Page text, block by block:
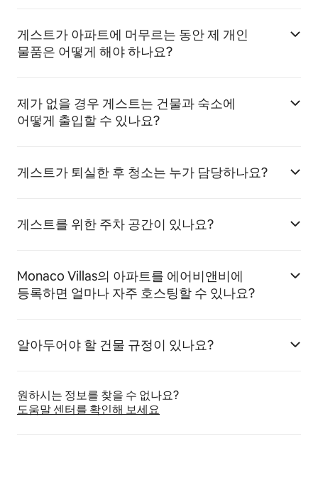
게스트가 아파트에 머무르는 동안 제 개인
물품은 어떻게 해야 하나요?
제가 없을 경우 게스트는 건물과 숙소에
어떻게 출입할 수 있나요?
게스트가 퇴실한 후 청소는 누가 담당하나요?
게스트를 위한 주차 공간이 있나요?
Monaco Villas의 아파트를 에어비앤비에
등록하면 얼마나 자주 호스팅할 수 있나요?
알아두어야 할 건물 규정이 있나요?
원하시는 정보를 찾을 수 없나요?
도움말 센터를 확인해 보세요